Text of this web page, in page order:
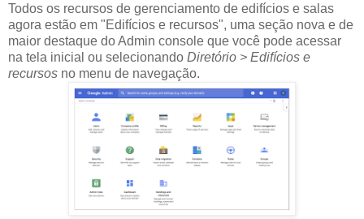
Todos os recursos de gerenciamento de edifícios e salas
agora estão em "Edifícios e recursos", uma seção nova e de
maior destaque do Admin console que você pode acessar
na tela inicial ou selecionando Diretório > Edifícios e
recursos no menu de navegação.